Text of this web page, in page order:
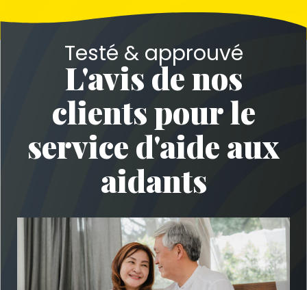
Testé & approuvé
L'avis de nos
clients pour le
service d'aide aux
aidants